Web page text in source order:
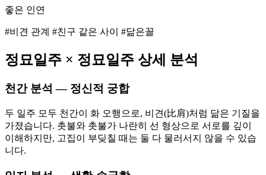
좋은 인연
#비견 관계 #친구 같은 사이 #닮은꼴
정묘일주 × 정묘일주 상세 분석
천간 분석 — 정신적 궁합
두 일주 모두 천간이 화 오행으로, 비견(比肩)처럼 닮은 기질을
가졌습니다. 촛불와 촛불가 나란히 선 형상으로 서로를 깊이
이해하지만, 고집이 부딪칠 때는 둘 다 물러서지 않을 수 있습
니다.